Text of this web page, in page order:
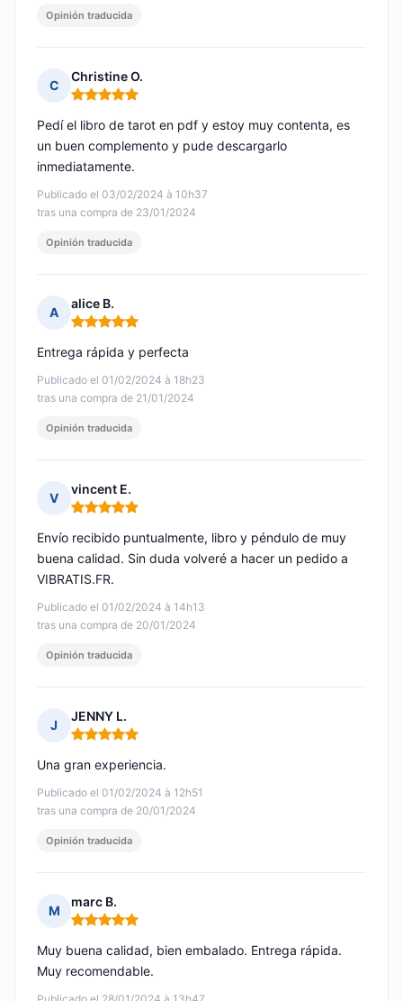
Opinión traducida
C
Christine O.
Nota: 5 de 5
Publicado el 03/02/2024 à 10h37
tras una compra de 23/01/2024
Pedí el libro de tarot en pdf y estoy muy contenta, es
un buen complemento y pude descargarlo
inmediatamente.
Opinión traducida
A
alice B.
Nota: 5 de 5
Publicado el 01/02/2024 à 18h23
tras una compra de 21/01/2024
Entrega rápida y perfecta
Opinión traducida
V
vincent E.
Nota: 5 de 5
Publicado el 01/02/2024 à 14h13
tras una compra de 20/01/2024
Envío recibido puntualmente, libro y péndulo de muy
buena calidad. Sin duda volveré a hacer un pedido a
VIBRATIS.FR.
Opinión traducida
J
JENNY L.
Nota: 5 de 5
Publicado el 01/02/2024 à 12h51
tras una compra de 20/01/2024
Una gran experiencia.
Opinión traducida
M
marc B.
Nota: 5 de 5
Muy buena calidad, bien embalado. Entrega rápida.
Muy recomendable.